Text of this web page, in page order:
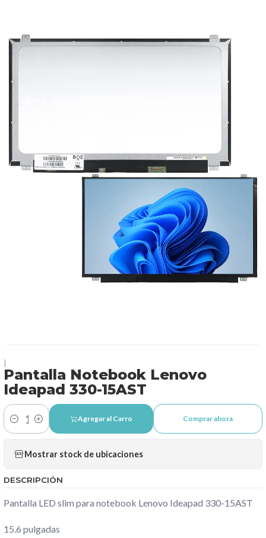
Pantalla Notebook Lenovo
Ideapad 330-15AST
Cantidad
Agregar al Carro Comprar ahora
Mostrar stock de ubicaciones
DESCRIPCIÓN
Pantalla LED slim para notebook Lenovo Ideapad 330-15AST
15.6 pulgadas